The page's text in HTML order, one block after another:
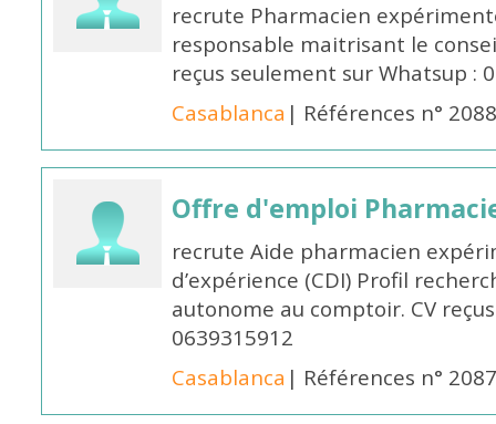
recrute Pharmacien
responsable maitrisant le
reçus seulement sur Whatsup :
Casablanca | Références n°
Offre d'emploi
recrute Aide pharmacien
d’expérience (CDI) Profil
autonome au comptoir. CV
0639315912
Casablanca | Références n°